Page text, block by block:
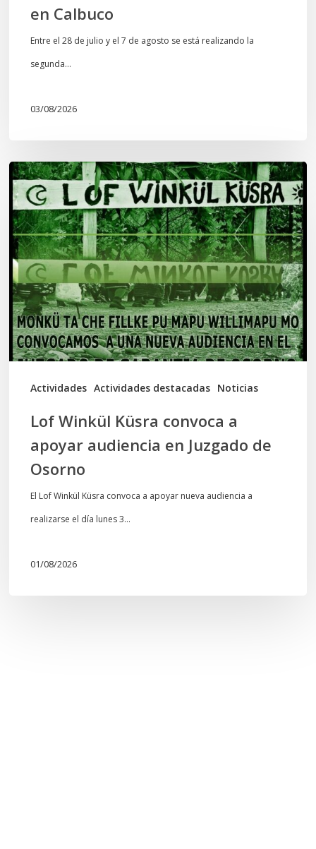
en Calbuco
Entre el 28 de julio y el 7 de agosto se está realizando la
segunda…
03/08/2026
Actividades Actividades destacadas Noticias
Lof
Winkül
Küsra
convoca
a
apoyar
audiencia
en
Juzgado
Lof Winkül Küsra convoca a
apoyar audiencia en Juzgado de
Osorno
El Lof Winkül Küsra convoca a apoyar nueva audiencia a
realizarse el día lunes 3…
01/08/2026